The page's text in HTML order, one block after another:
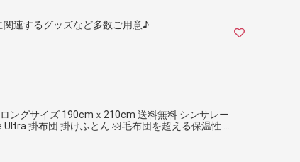
連するグッズなど多数ご用意♪
ングサイズ 190cmｘ210cm 送料無料 シンサレー
掛布団 掛けふとん 羽毛布団を超える保温性 抗